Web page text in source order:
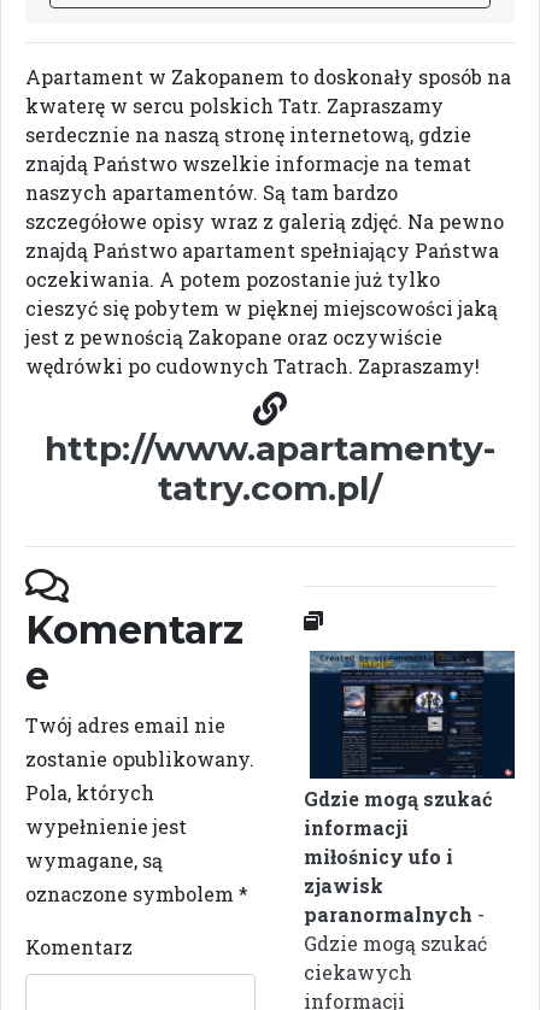
Apartament w Zakopanem to doskonały sposób na
kwaterę w sercu polskich Tatr. Zapraszamy
serdecznie na naszą stronę internetową, gdzie
znajdą Państwo wszelkie informacje na temat
naszych apartamentów. Są tam bardzo
szczegółowe opisy wraz z galerią zdjęć. Na pewno
znajdą Państwo apartament spełniający Państwa
oczekiwania. A potem pozostanie już tylko
cieszyć się pobytem w pięknej miejscowości jaką
jest z pewnością Zakopane oraz oczywiście
wędrówki po cudownych Tatrach. Zapraszamy!
http://www.apartamenty-
tatry.com.pl/
Komentarz
e
Twój adres email nie
zostanie opublikowany.
Pola, których
wypełnienie jest
wymagane, są
oznaczone symbolem *
Komentarz
Gdzie mogą szukać
informacji
miłośnicy ufo i
zjawisk
paranormalnych -
Gdzie mogą szukać
ciekawych
informacji